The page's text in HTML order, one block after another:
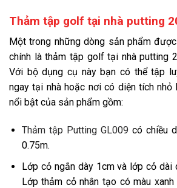
Thảm tập golf tại nhà putting
Một trong những dòng sản phẩm
chính là thảm tập golf tại nhà putting
Với bộ dụng cụ này bạn có thể tập
ngay tại nhà hoặc nơi có diện tích nhỏ
nổi bật của sản phẩm gồm:
Thảm tập Putting GL009 có chiều
0.75m.
Lớp cỏ ngắn dày 1cm và lớp cỏ dài
Lớp thảm cỏ nhân tạo có màu